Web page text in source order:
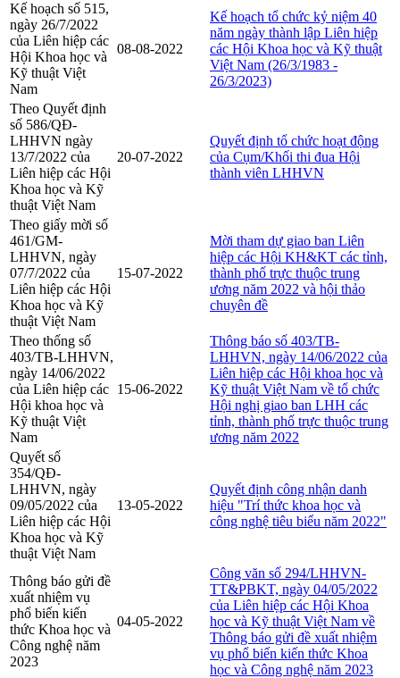
Kế hoạch số 515,
ngày 26/7/2022
của Liên hiệp các
Hội Khoa học và
Kỹ thuật Việt
Nam
08-08-2022
Kế hoạch tổ chức kỷ niệm 40
năm ngày thành lập Liên hiệp
các Hội Khoa học và Kỹ thuật
Việt Nam (26/3/1983 -
26/3/2023)
Theo Quyết định
số 586/QĐ-
LHHVN ngày
13/7/2022 của
Liên hiệp các Hội
Khoa học và Kỹ
thuật Việt Nam
20-07-2022
Quyết định tổ chức hoạt động
của Cụm/Khối thi đua Hội
thành viên LHHVN
Theo giấy mời số
461/GM-
LHHVN, ngày
07/7/2022 của
Liên hiệp các Hội
Khoa học và Kỹ
thuật Việt Nam
15-07-2022
Mời tham dự giao ban Liên
hiệp các Hội KH&KT các tỉnh,
thành phố trực thuộc trung
ương năm 2022 và hội thảo
chuyên đề
Theo thống số
403/TB-LHHVN,
ngày 14/06/2022
của Liên hiệp các
Hội khoa học và
Kỹ thuật Việt
Nam
15-06-2022
Thông báo số 403/TB-
LHHVN, ngày 14/06/2022 của
Liên hiệp các Hội khoa học và
Kỹ thuật Việt Nam về tổ chức
Hội nghị giao ban LHH các
tỉnh, thành phố trực thuộc trung
ương năm 2022
Quyết số
354/QĐ-
LHHVN, ngày
09/05/2022 của
Liên hiệp các Hội
Khoa học và Kỹ
thuật Việt Nam
13-05-2022
Quyết định công nhận danh
hiệu "Trí thức khoa học và
công nghệ tiêu biểu năm 2022"
Thông báo gửi đề
xuất nhiệm vụ
phổ biến kiến
thức Khoa học và
Công nghệ năm
2023
04-05-2022
Công văn số 294/LHHVN-
TT&PBKT, ngày 04/05/2022
của Liên hiệp các Hội Khoa
học và Kỹ thuật Việt Nam về
Thông báo gửi đề xuất nhiệm
vụ phổ biến kiến thức Khoa
học và Công nghệ năm 2023